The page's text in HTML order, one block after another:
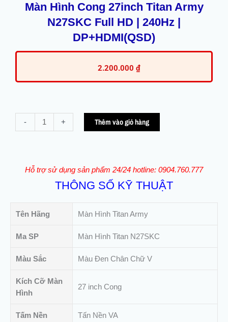
Màn Hình Cong 27inch Titan Army
N27SKC Full HD | 240Hz |
DP+HDMI(QSD)
2.200.000 ₫
-
Hình
Titan
HD
240Hz
DP+HDMI(QSD)
lượng
+ Thêm vào giỏ hàng
Hỗ trợ sử dụng sản phẩm 24/24 hotline: 0904.760.777
THÔNG SỐ KỸ THUẬT
Tên Hãng Màn Hình Titan Army
Ma SP Màn Hình Titan N27SKC
Màu Sắc Màu Đen Chân Chữ V
Kích Cỡ Màn
Hình
27 inch Cong
Tấm Nền Tấn Nền VA